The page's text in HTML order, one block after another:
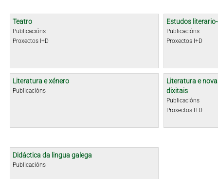
Teatro
Publicacións
Proxectos I+D
Estudos
Publicacións
Proxectos I+D
Literatura e xénero
Publicacións
Literatura e
dixitais
Publicacións
Proxectos I+D
Didáctica da lingua galega
Publicacións